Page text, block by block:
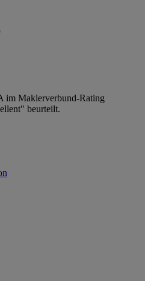
Maklerverbund-Rating
beurteilt.